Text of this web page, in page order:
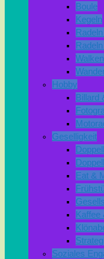
Boule
Kegeln
Walken
Hobby
Billard
Geselligkeit
Eat &
Kaffee
Soziales